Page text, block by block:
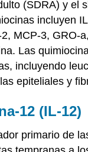
(SDRA) y el
incluyen
MCP-3, GRO-
Las
incluyendo
epiteliales y
12 (IL-12)
primario de